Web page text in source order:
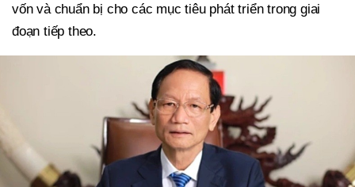
vốn và chuẩn bị cho các mục tiêu phát triển trong giai
đoạn tiếp theo.